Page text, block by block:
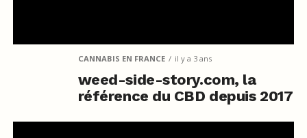
CANNABIS EN FRANCE il y a 3 ans
weed-side-story.com, la
référence du CBD depuis 2017